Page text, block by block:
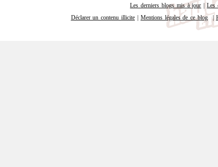
Les derniers blogs mis à jour |Les
Déclarer un contenu illicite
Mentions légales de ce blog |